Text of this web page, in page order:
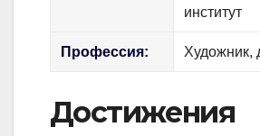
институт
Профессия: Художник,
Достижения